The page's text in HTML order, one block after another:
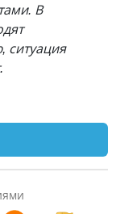
В
ситуация